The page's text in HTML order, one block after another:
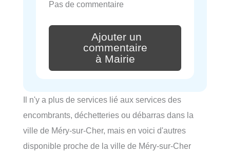
Pas de commentaire
Ajouter un
commentaire
à Mairie
Il n'y a plus de services lié aux services des
encombrants, déchetteries ou débarras dans la
ville de Méry-sur-Cher, mais en voici d'autres
disponible proche de la ville de Méry-sur-Cher